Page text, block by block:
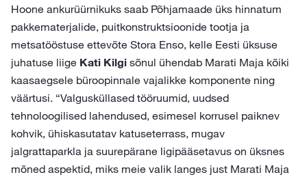
Hoone ankurüürnikuks saab Põhjamaade üks hinnatum
pakkematerjalide, puitkonstruktsioonide tootja ja
metsatööstuse ettevõte Stora Enso, kelle Eesti üksuse
juhatuse liige Kati Kilgi sõnul ühendab Marati Maja kõiki
kaasaegsele büroopinnale vajalikke komponente ning
väärtusi. “Valgusküllased tööruumid, uudsed
tehnoloogilised lahendused, esimesel korrusel paiknev
kohvik, ühiskasutatav katuseterrass, mugav
jalgrattaparkla ja suurepärane ligipääsetavus on üksnes
mõned aspektid, miks meie valik langes just Marati Maja